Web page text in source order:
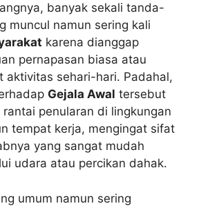
banyak sekali tanda-
muncul namun sering kali
karena dianggap
pernapasan biasa atau
aktivitas sehari-hari. Padahal,
Gejala Awal tersebut
penularan di lingkungan
tempat kerja, mengingat sifat
yang sangat mudah
udara atau percikan dahak.
umum namun sering